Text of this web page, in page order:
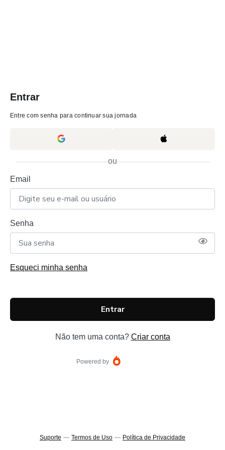
Entrar
Entre com senha para continuar sua jornada
ou
Email
Senha
Esqueci minha senha
Entrar
Não tem uma conta? Criar conta
Powered by
Suporte — Termos de Uso — Política de Privacidade